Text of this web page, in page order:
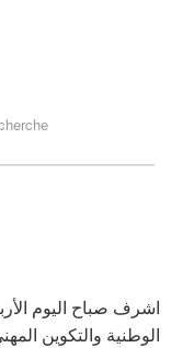
الوطنية والتكوين